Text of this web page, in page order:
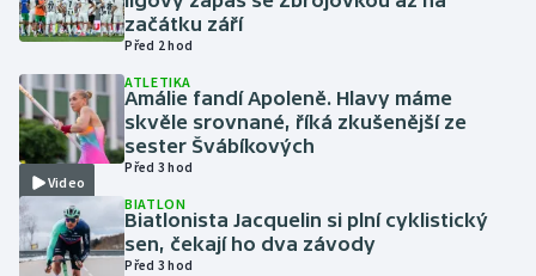
Moderní pětiboj
Motorsport
Olympijské hry
Parasport
Plavání
začátku září
Před 2 hod
Video
ATLETIKA
Amálie fandí Apoleně. Hlavy máme
skvěle srovnané, říká zkušenější ze
sester Švábíkových
Před 3 hod
BIATLON
Biatlonista Jacquelin si plní cyklistický
sen, čekají ho dva závody
Před 3 hod